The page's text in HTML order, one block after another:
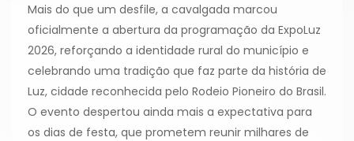
Mais do que um desfile, a cavalgada marcou
oficialmente a abertura da programação da ExpoLuz
2026, reforçando a identidade rural do município e
celebrando uma tradição que faz parte da história de
Luz, cidade reconhecida pelo Rodeio Pioneiro do Brasil.
O evento despertou ainda mais a expectativa para
os dias de festa, que prometem reunir milhares de